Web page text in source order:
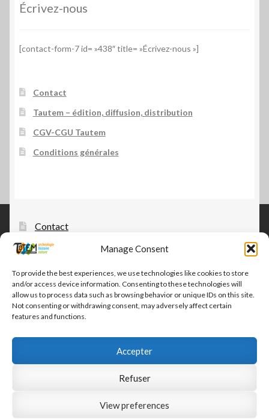
Manage Consent
To provide the best experiences, we use technologies like cookies to store
and/or access device information. Consenting to these technologies will
allow us to process data such as browsing behavior or unique IDs on this site.
Not consenting or withdrawing consent, may adversely affect certain
features and functions.
Accepter
Refuser
View preferences
Écrivez-nous
[contact-form-7 id= »438″ title= »Écrivez-nous »]
Contact
Tautem – édition, diffusion, distribution
CGV-CGU Tautem
Conditions générales
Contact
Tautem – édition, diffusion, distribution
CGV-CGU Tautem
Conditions générales
Built with WooCommerce